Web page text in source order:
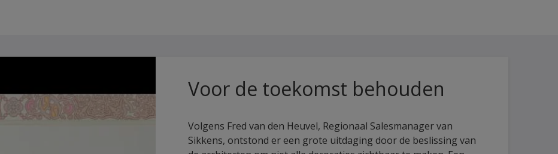
Voor de toekomst behouden
Volgens Fred van den Heuvel, Regionaal Salesmanager van
Sikkens, ontstond er een grote uitdaging door de beslissing van